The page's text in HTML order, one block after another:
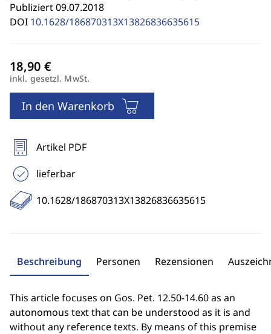
Publiziert 09.07.2018
DOI 10.1628/186870313X13826836635615
inkl. gesetzl. MwSt.
In den Warenkorb
Artikel PDF
lieferbar
10.1628/186870313X13826836635615
Beschreibung Personen Rezensionen
This article focuses on Gos. Pet. 12.50-14.60 as an
autonomous text that can be understood as it is and
without any reference texts. By means of this premise